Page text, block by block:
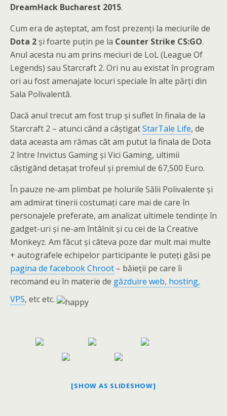
DreamHack Bucharest 2015.
Cum era de așteptat, am fost prezenți la meciurile de
Dota 2 și foarte puțin pe la Counter Strike CS:GO.
Anul acesta nu am prins meciuri de LoL (League Of
Legends) sau Starcraft 2. Ori nu au existat în program
ori au fost amenajate locuri speciale în alte părți din
Sala Polivalentă.
Dacă anul trecut am fost trup și suflet în finala de la
Starcraft 2 – atunci când a câștigatStarTale Life, de
data aceasta am rămas cât am putut la finala de Dota
2 între Invictus Gaming și Vici Gaming, ultimii
câștigând detașat trofeul și premiul de 67,500 Euro.
În pauze ne-am plimbat pe holurile Sălii Polivalente și
am admirat tinerii costumați care mai de care în
personajele preferate, am analizat ultimele tendințe în
gadget-uri și ne-am întâlnit și cu cei de la Creative
Monkeyz. Am făcut și câteva poze dar mult mai multe
+ autografele echipelor participante le puteți găsi pe
pagina de facebook Chroot – băieții pe care îi
recomand eu în materie de găzduire web, hosting,
VPS, etc etc.
[SHOW AS SLIDESHOW]